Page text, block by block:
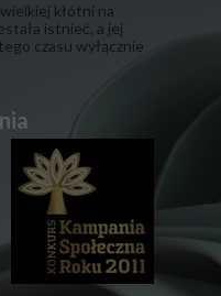
kłótni na
istnieć, a jej
czasu wyłącznie